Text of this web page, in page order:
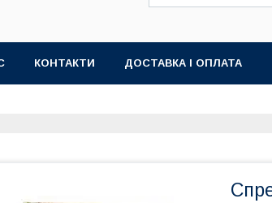
КОНТАКТИ ДОСТАВКА І ОПЛАТА